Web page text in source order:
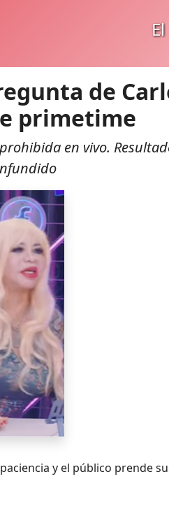
de
primetime
en vivo.
y el público prende